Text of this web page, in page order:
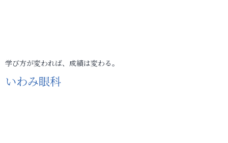
学び方が変われば、成績は変わる。
いわみ眼科